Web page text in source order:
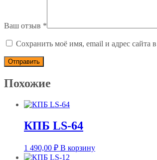
Ваш отзыв *
Сохранить моё имя, email и адрес сайта
Похожие
КПБ LS-64
1 490,00 ₽ В корзину